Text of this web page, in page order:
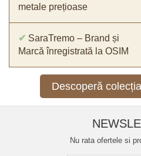
metale prețioase
✔ SaraTremo – Brand și
Marcă înregistrată la OSIM
Descoperă
Nu rata ofertele si